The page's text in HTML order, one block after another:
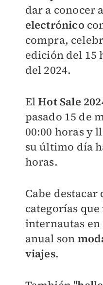
dar a conocer
electrónico
compra,
edición del 15
del 2024.
ElHot Sale
pasado 15 de
00:00 horas y
su último día
horas.
Cabe destacar
categorías
internautas en
anual son
viajes.